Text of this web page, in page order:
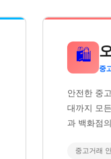
🛍️
중
안전한 중
대까지 모
과 백화점
중고거래